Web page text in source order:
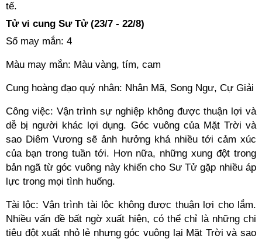
tế.
Tử vi cung Sư Tử (23/7 - 22/8)
Số may mắn: 4
Màu may mắn: Màu vàng, tím, cam
Cung hoàng đạo quý nhân: Nhân Mã, Song Ngư, Cự Giải
Công việc: Vận trình sự nghiệp không được thuận lợi và
dễ bị người khác lợi dụng. Góc vuông của Mặt Trời và
sao Diêm Vương sẽ ảnh hưởng khá nhiều tới cảm xúc
của bạn trong tuần tới. Hơn nữa, những xung đột trong
bản ngã từ góc vuông này khiến cho Sư Tử gặp nhiều áp
lực trong mọi tình huống.
Tài lộc: Vận trình tài lộc không được thuận lợi cho lắm.
Nhiều vấn đề bất ngờ xuất hiện, có thể chỉ là những chi
tiêu đột xuất nhỏ lẻ nhưng góc vuông lại Mặt Trời và sao